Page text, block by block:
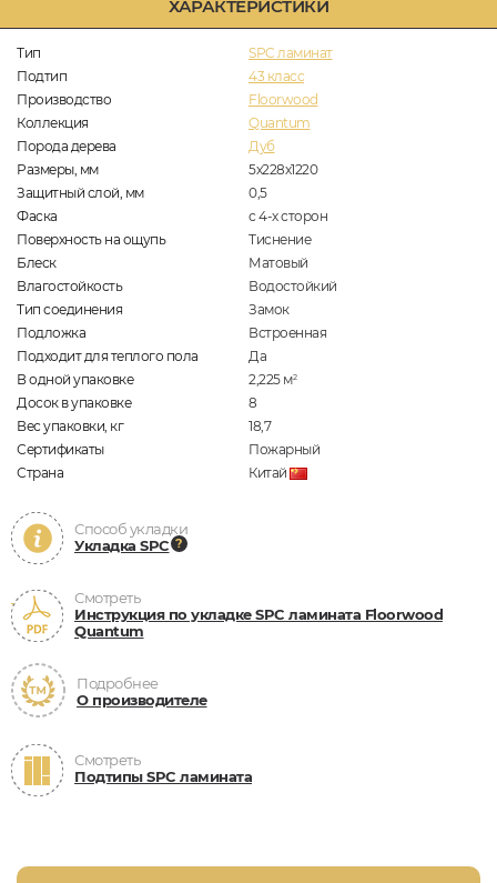
ХАРАКТЕРИСТИКИ
Тип
SPC ламинат
Подтип
43 класс
Производство
Floorwood
Коллекция
Quantum
Порода дерева
Дуб
Размеры, мм
5х228х1220
Защитный слой, мм
0,5
Фаска
с 4-х сторон
Поверхность на ощупь
Тиснение
Блеск
Матовый
Влагостойкость
Водостойкий
Тип соединения
Замок
Подложка
Встроенная
Подходит для теплого пола
Да
В одной упаковке
2,225 м2
Досок в упаковке
8
Вес упаковки, кг
18,7
Сертификаты
Пожарный
Страна
Китай
Способ укладки
Укладка SPC
Смотреть
Инструкция по укладке SPC ламината Floorwood
Quantum
Подробнее
О производителе
Смотреть
Подтипы SPC ламината